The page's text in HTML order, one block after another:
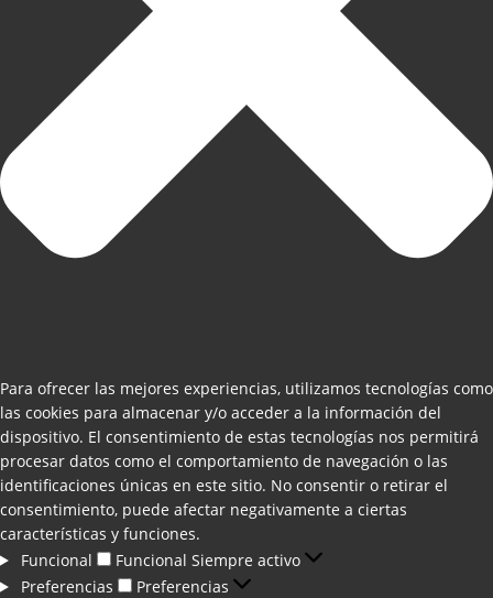
Para ofrecer las mejores experiencias, utilizamos tecnologías como
las cookies para almacenar y/o acceder a la información del
dispositivo. El consentimiento de estas tecnologías nos permitirá
procesar datos como el comportamiento de navegación o las
identificaciones únicas en este sitio. No consentir o retirar el
consentimiento, puede afectar negativamente a ciertas
características y funciones.
Funcional
Funcional Siempre activo
Preferencias
Preferencias